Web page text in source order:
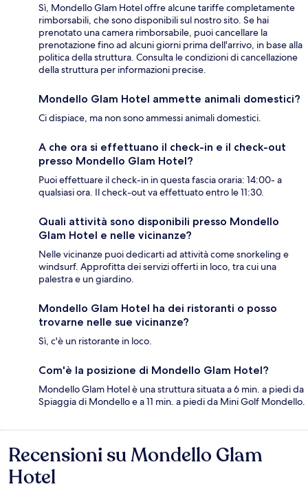
Sì, Mondello Glam Hotel offre alcune tariffe completamente
rimborsabili, che sono disponibili sul nostro sito. Se hai
prenotato una camera rimborsabile, puoi cancellare la
prenotazione fino ad alcuni giorni prima dell'arrivo, in base alla
politica della struttura. Consulta le condizioni di cancellazione
della struttura per informazioni precise.
Mondello Glam Hotel ammette animali domestici?
Ci dispiace, ma non sono ammessi animali domestici.
A che ora si effettuano il check-in e il check-out
presso Mondello Glam Hotel?
Puoi effettuare il check-in in questa fascia oraria: 14:00- a
qualsiasi ora. Il check-out va effettuato entro le 11:30.
Quali attività sono disponibili presso Mondello
Glam Hotel e nelle vicinanze?
Nelle vicinanze puoi dedicarti ad attività come snorkeling e
windsurf. Approfitta dei servizi offerti in loco, tra cui una
palestra e un giardino.
Mondello Glam Hotel ha dei ristoranti o posso
trovarne nelle sue vicinanze?
Sì, c'è un ristorante in loco.
Com'è la posizione di Mondello Glam Hotel?
Mondello Glam Hotel è una struttura situata a 6 min. a piedi da
Spiaggia di Mondello e a 11 min. a piedi da Mini Golf Mondello.
Recensioni
Recensioni su Mondello Glam
Hotel